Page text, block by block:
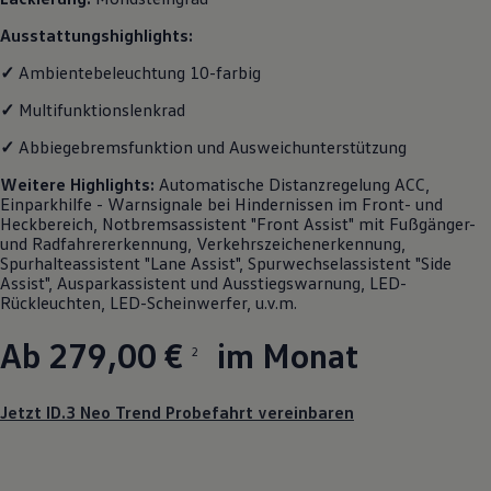
Räder und Reifen
Economy Service
Zubehör
Schutz und Pflege
Transport
Entertainment und Elektronik
Individualisieren
Wallbox und Ladekabel
Digitale Extras
Dienste für Ihr Modell finden
Volkswagen Apps, Login und Shop
Handy und Fahrzeug verbinden
Über Ihr Auto
Vorgängermodelle
Volkswagen Kundenbetreuung
Ausstattungshighlights:
✓ Ambientebeleuchtung 10-farbig
✓ Multifunktionslenkrad
✓ Abbiegebremsfunktion und Ausweichunterstützung
Weitere Highlights: Automatische Distanzregelung ACC,
Einparkhilfe - Warnsignale bei Hindernissen im Front- und
Heckbereich, Notbremsassistent "Front Assist" mit Fußgänger-
und Radfahrererkennung, Verkehrszeichenerkennung,
Spurhalteassistent "Lane Assist", Spurwechselassistent "Side
Assist", Ausparkassistent und Ausstiegswarnung, LED-
Rückleuchten, LED-Scheinwerfer, u.v.m.
Ab 279,00 € 2 im Monat
Jetzt ID.3 Neo Trend Probefahrt vereinbaren